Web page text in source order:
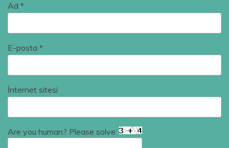
Ad *
E-posta *
İnternet sitesi
Are you human? Please solve: